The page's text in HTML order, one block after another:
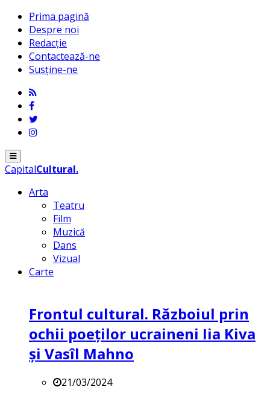
Prima pagină
Despre noi
Redacție
Contactează-ne
Susține-ne
Menu
CapitalCultural.
Arta
Teatru
Film
Muzică
Dans
Vizual
Carte
Frontul cultural. Războiul prin
ochii poeților ucraineni Iia Kiva
și Vasîl Mahno
21/03/2024